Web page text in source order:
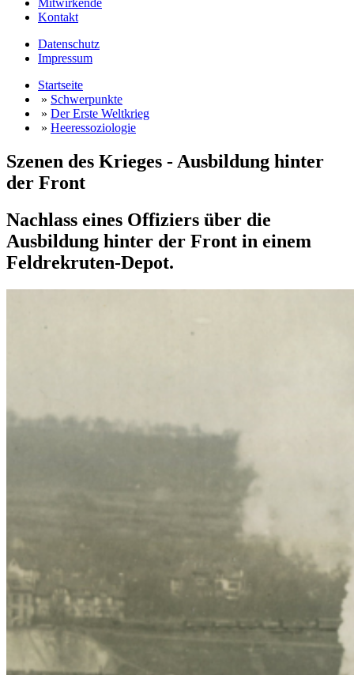
Mitwirkende
Kontakt
Datenschutz
Impressum
Startseite
» Schwerpunkte
» Der Erste Weltkrieg
» Heeressoziologie
Szenen des Krieges - Ausbildung hinter
der Front
Nachlass eines Offiziers über die
Ausbildung hinter der Front in einem
Feldrekruten-Depot.